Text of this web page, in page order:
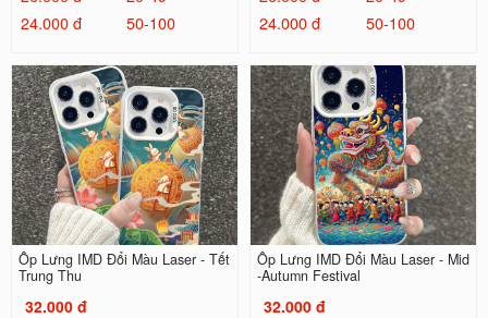
24.000 đ
50-100
24.000 đ
50-100
Ốp Lưng IMD Đổi Màu Laser - Tết
Trung Thu
32.000 đ
Ốp Lưng IMD Đổi Màu Laser - Mid
-Autumn Festival
32.000 đ